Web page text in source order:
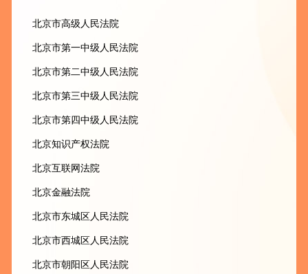
北京市高级人民法院
北京市第一中级人民法院
北京市第二中级人民法院
北京市第三中级人民法院
北京市第四中级人民法院
北京知识产权法院
北京互联网法院
北京金融法院
北京市东城区人民法院
北京市西城区人民法院
北京市朝阳区人民法院